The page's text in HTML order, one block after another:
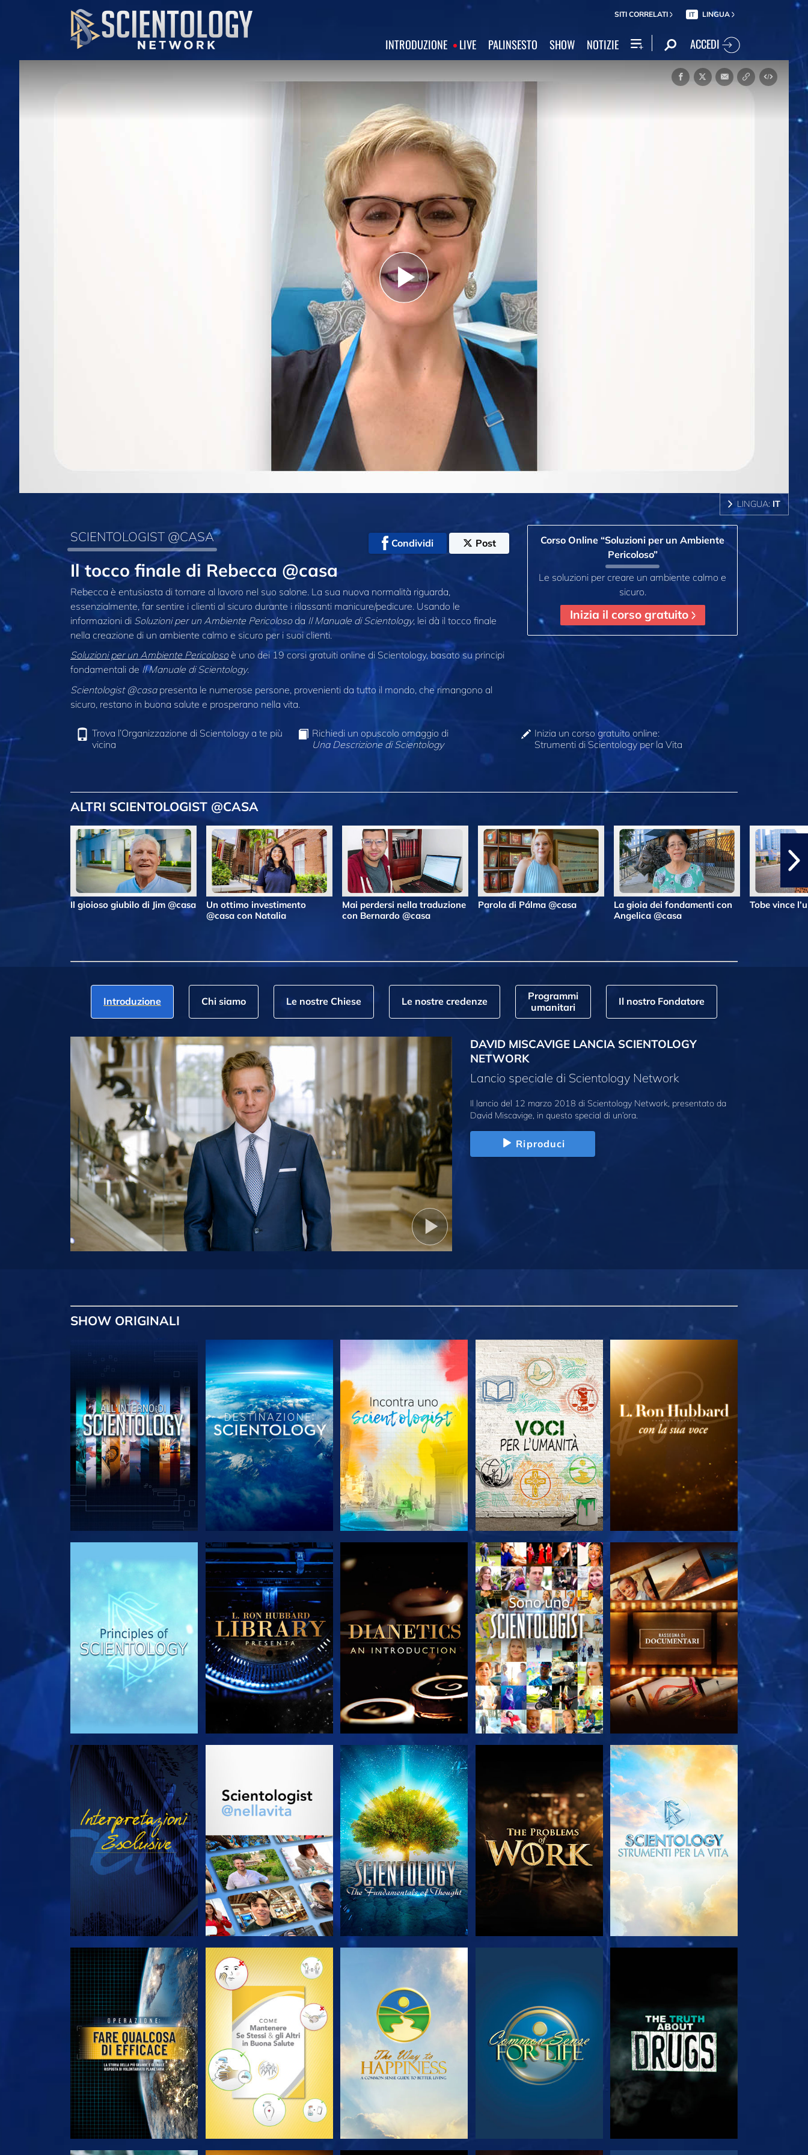
SITI CORRELATI IT LINGUA
INTRODUZIONE LIVE PALINSESTO SHOW NOTIZIE ACCEDI
Play
Video
LINGUA: IT
SCIENTOLOGIST @CASA Condividi Post
Il tocco finale di Rebecca @casa
Rebecca è entusiasta di tornare al lavoro nel suo salone. La sua nuova normalità riguarda,
essenzialmente, far sentire i clienti al sicuro durante i rilassanti manicure/pedicure. Usando le
informazioni di Soluzioni per un Ambiente Pericolosoda Il Manuale di Scientology, lei dà il tocco finale
nella creazione di un ambiente calmo e sicuro per i suoi clienti.
Soluzioni per un Ambiente Pericolosoè uno dei 19 corsi gratuiti online di Scientology, basato su principi
fondamentali de Il Manuale di Scientology.
Scientologist @casapresenta le numerose persone, provenienti da tutto il mondo, che rimangono al
sicuro, restano in buona salute e prosperano nella vita.
Corso Online “Soluzioni per un Ambiente
Pericoloso”
Le soluzioni per creare un ambiente calmo e
sicuro.
Inizia il corso gratuito
Trova l’Organizzazione di Scientology a te più
vicina
Richiedi un opuscolo omaggio di
Una Descrizione di Scientology
Inizia un corso gratuito online:
Strumenti di Scientology per la Vita
ALTRI SCIENTOLOGIST @CASA
Il gioioso giubilo di Jim @casa
Un ottimo investimento
@casa con Natalia
Mai perdersi nella traduzione
con Bernardo @casa
Parola di Pálma @casa
La gioia dei fondamenti con
Angelica @casa
Tobe vince
Introduzione Chi siamo Le nostre Chiese Le nostre credenze
Programmi
umanitari
Il nostro Fondatore
DAVID MISCAVIGE LANCIA SCIENTOLOGY
NETWORK
Lancio speciale di Scientology Network
Il lancio del 12 marzo 2018 di Scientology Network, presentato da
David Miscavige, in questo special di un’ora.
Riproduci
SHOW ORIGINALI
ESPLORA LE SERIE ESPLORA LE SERIE ESPLORA LE SERIE ESPLORA LE SERIE ESPLORA LE SERIE
GUARDA GUARDA ESPLORA LE SERIE
ESPLORA LE SERIE ESPLORA LE SERIE